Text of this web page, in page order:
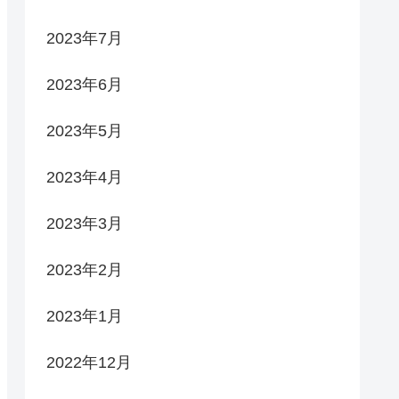
2023年7月
2023年6月
2023年5月
2023年4月
2023年3月
2023年2月
2023年1月
2022年12月